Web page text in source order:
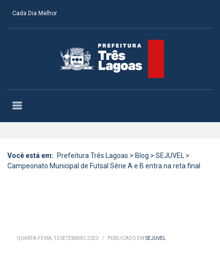
Cada Dia Melhor
Você está em: Prefeitura Três Lagoas > Blog > SEJUVEL >
Campeonato Municipal de Futsal Série A e B entra na reta final
QUARTA-FEIRA, 13 SETEMBRO 2023 / PUBLICADO EM SEJUVEL